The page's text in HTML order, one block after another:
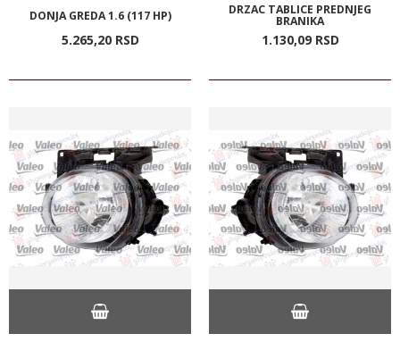
DONJA GREDA 1.6 (117 HP)
5.265,20 RSD
DRZAC TABLICE PREDNJEG
BRANIKA
1.130,09 RSD